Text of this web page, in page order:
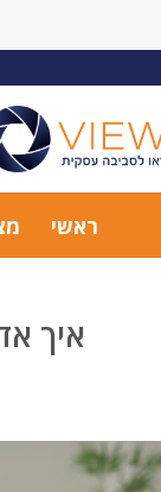
ראשי
איך